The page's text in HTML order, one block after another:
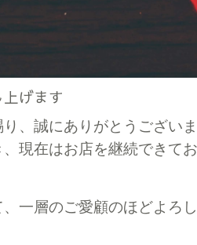
げます
り、誠にありがとうござい
現在はお店を継続できて
一層のご愛顧のほどよろ